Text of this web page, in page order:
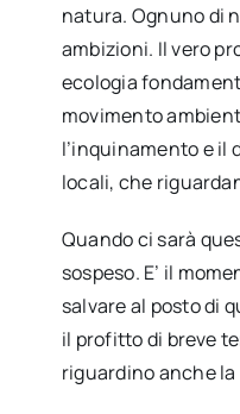
natura. Ognuno di
ambizioni. Il vero
ecologia
movimento
l’inquinamento e il
locali, che
Quando ci sarà
sospeso. E’ il
salvare al posto di
il profitto di breve
riguardino anche